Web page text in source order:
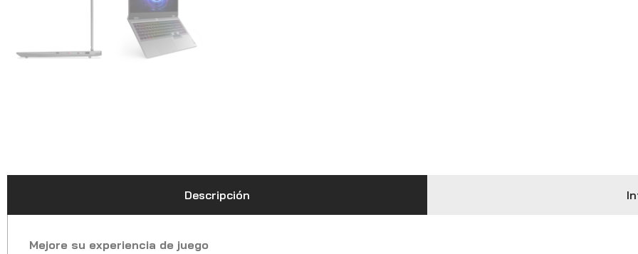
Descripción
Mejore su experiencia de juego